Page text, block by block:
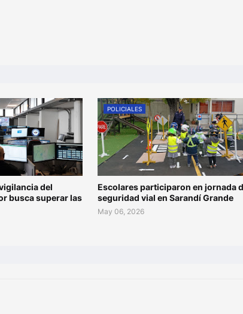
del
busca superar las
POLICIALES
Escolares participaron en jornada
seguridad vial en Sarandí Grande
May 06, 2026